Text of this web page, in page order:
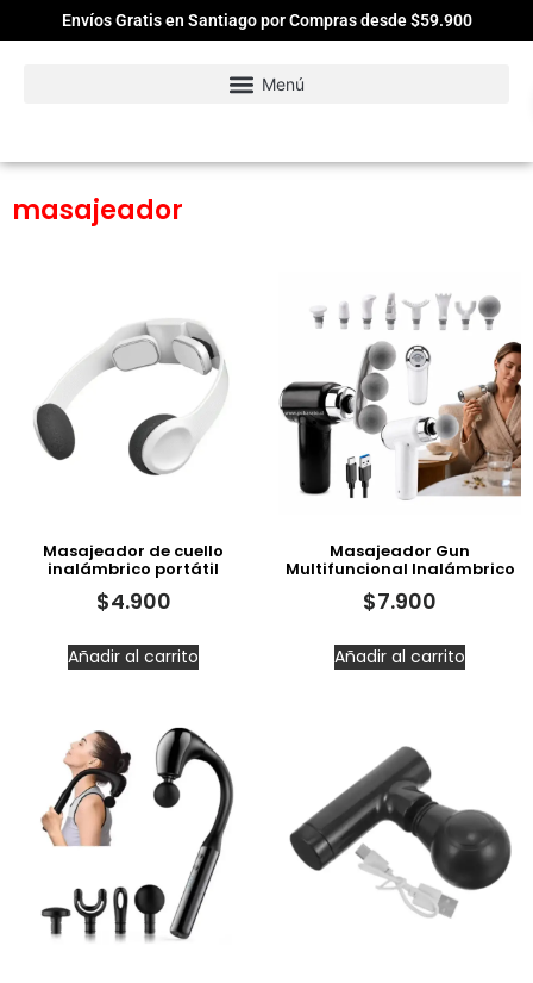
Envíos Gratis en Santiago por Compras desde $59.900
masajeador
Masajeador de cuello
inalámbrico portátil
$4.900
Añadir al carrito
Masajeador Gun
Multifuncional Inalámbrico
$7.900
Añadir al carrito